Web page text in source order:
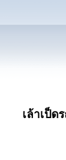
เล้าเป็ด